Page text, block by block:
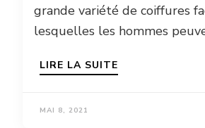
grande variété de coiffures
lesquelles les hommes
LIRE LA SUITE
MAI 8, 2021